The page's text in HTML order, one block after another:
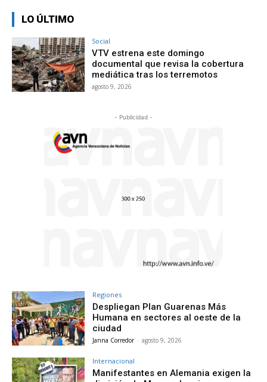
LO ÚLTIMO
Social
VTV estrena este domingo
documental que revisa la cobertura
mediática tras los terremotos
agosto 9, 2026
- Publicidad -
Regiones
Despliegan Plan Guarenas Más
Humana en sectores al oeste de la
ciudad
Janna Corredor - agosto 9, 2026
Internacional
Manifestantes en Alemania exigen la